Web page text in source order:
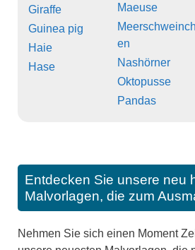
Giraffe
Guinea pig
Haie
Hase
Maeuse
Meerschweinch
en
Nashörner
Oktopusse
Pandas
Entdecken Sie unsere neu
Malvorlagen, die zum
Nehmen Sie sich einen Moment